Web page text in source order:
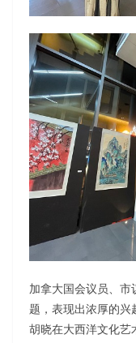
加拿大国会议员、
题，表现出浓厚的兴
胡晓在大西洋文化艺